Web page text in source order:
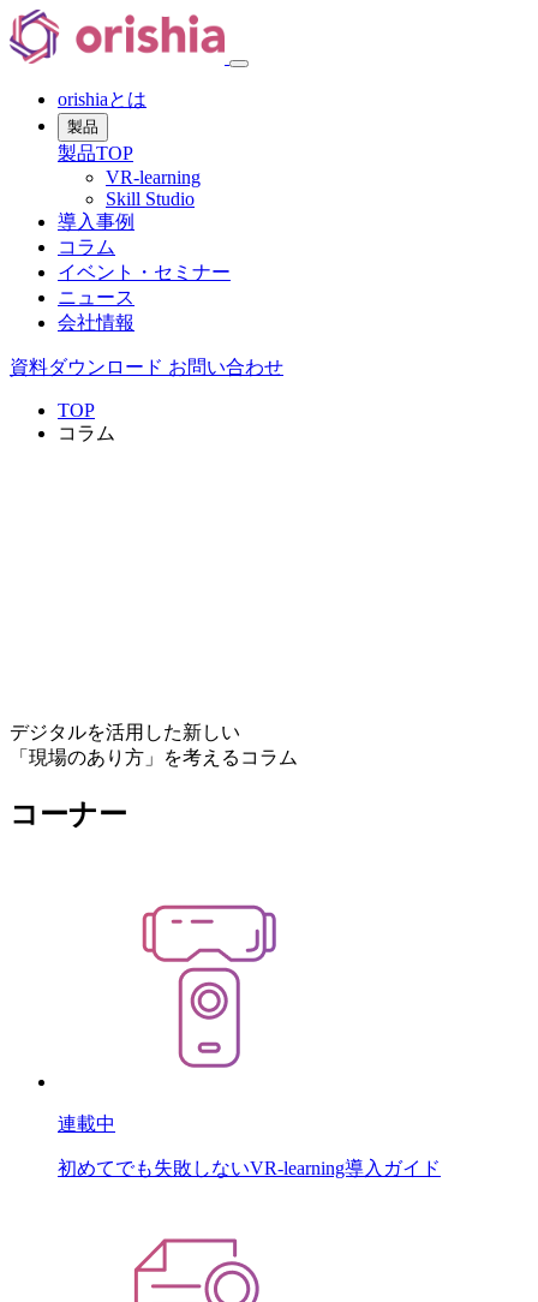
orishiaとは
製品
製品TOP
VR-learning
Skill Studio
導入事例
コラム
イベント・セミナー
ニュース
会社情報
資料ダウンロード お問い合わせ
TOP
コラム
デジタルを活用した新しい
「現場のあり方」を考えるコラム
コーナー
連載中
初めてでも失敗しないVR-learning導入ガイド